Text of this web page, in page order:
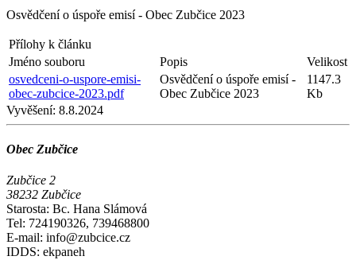
Osvědčení o úspoře emisí - Obec Zubčice 2023
Přílohy k článku
Jméno souboru
Popis
Velikost
osvedceni-o-uspore-emisi-
obec-zubcice-2023.pdf
Osvědčení o úspoře emisí -
Obec Zubčice 2023
1147.3
Kb
Vyvěšení: 8.8.2024
Obec Zubčice
Zubčice 2
38232 Zubčice
Starosta: Bc. Hana Slámová
Tel: 724190326, 739468800
E-mail: info@zubcice.cz
IDDS: ekpaneh